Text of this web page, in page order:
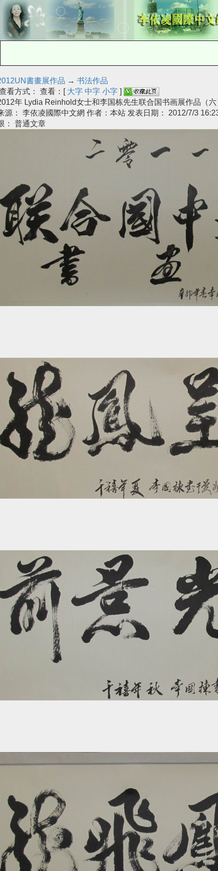
書畫展作品 → 书法作品
看方式： 查看：[ 大字 中字 小字 ]
年 Lydia Reinhold女士和李国栋先生联合国书画展作品（六
源： 李依凌國際中文網 作者：本站 发表日期： 2012/7/3
： 普通文章